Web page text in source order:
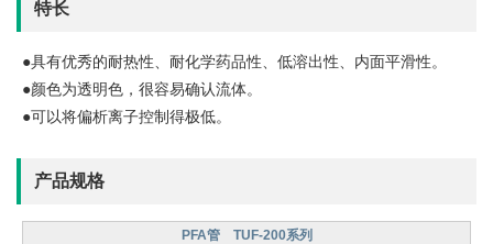
特长
●具有优秀的耐热性、耐化学药品性、低溶出性、内面平滑性。
●颜色为透明色，很容易确认流体。
●可以将偏析离子控制得极低。
产品规格
PFA管 TUF-200系列